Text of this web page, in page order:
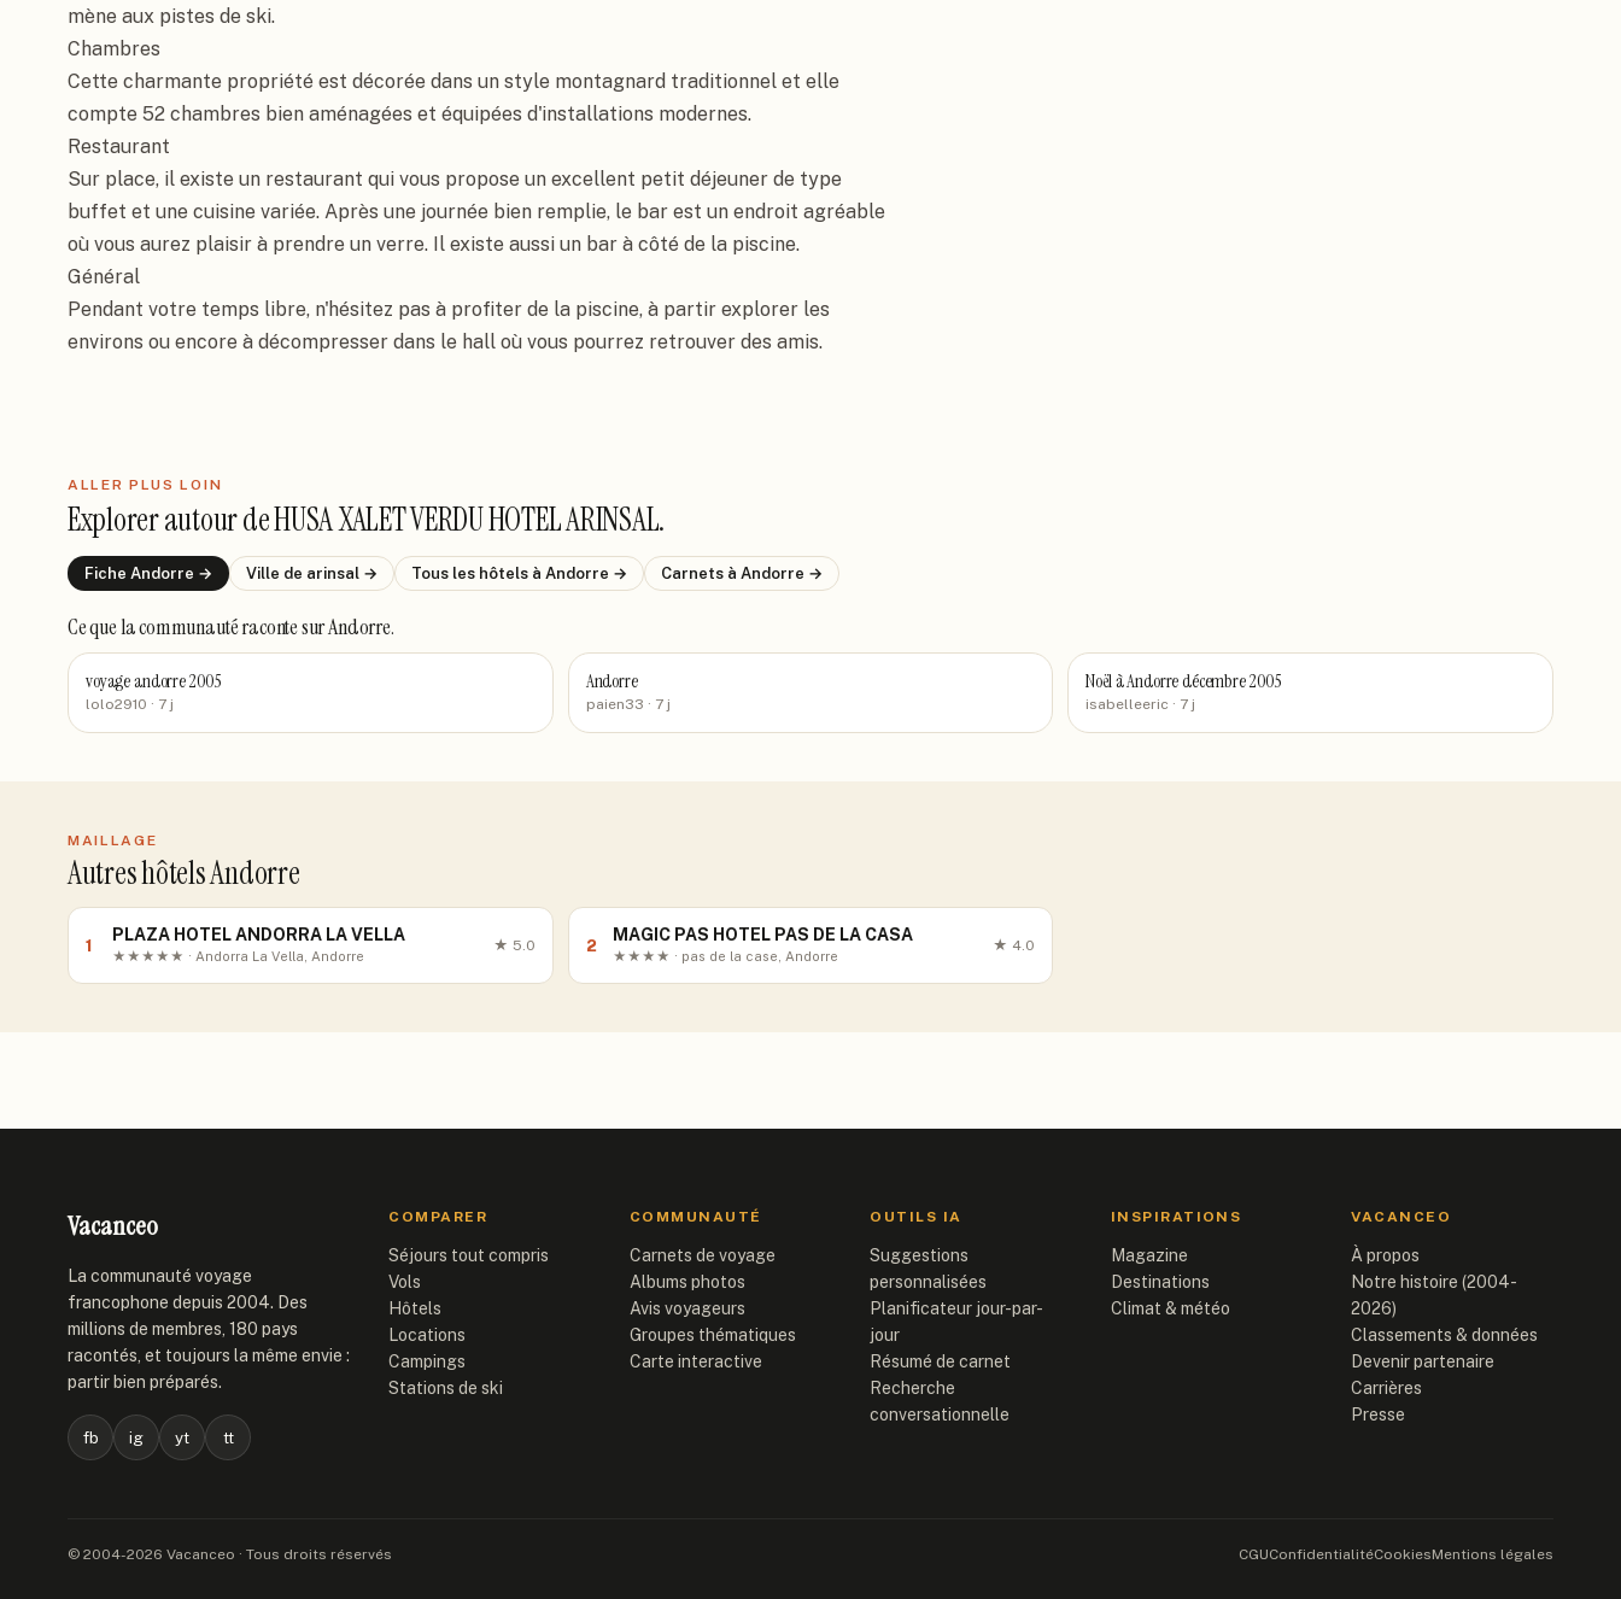
mène aux pistes de ski.
Chambres
Cette charmante propriété est décorée dans un style montagnard traditionnel et elle
compte 52 chambres bien aménagées et équipées d'installations modernes.
Restaurant
Sur place, il existe un restaurant qui vous propose un excellent petit déjeuner de type
buffet et une cuisine variée. Après une journée bien remplie, le bar est un endroit agréable
où vous aurez plaisir à prendre un verre. Il existe aussi un bar à côté de la piscine.
Général
Pendant votre temps libre, n'hésitez pas à profiter de la piscine, à partir explorer les
environs ou encore à décompresser dans le hall où vous pourrez retrouver des amis.
ALLER PLUS LOIN
Explorer autour deHUSA XALET VERDU HOTEL ARINSAL.
Fiche Andorre → Ville de arinsal → Tous les hôtels à Andorre → Carnets à Andorre →
Ce que la communauté racontesur Andorre.
voyage andorre 2005
lolo2910 · 7 j
Andorre
paien33 · 7 j
Noël à Andorre décembre 2005
isabelleeric · 7 j
MAILLAGE
Autres hôtels Andorre
1
PLAZA HOTEL ANDORRA LA VELLA
★★★★★ · Andorra La Vella, Andorre
★ 5.0 2
MAGIC PAS HOTEL PAS DE LA CASA
★★★★ · pas de la case, Andorre
★ 4.0
Vacanceo
La communauté voyage
francophone depuis 2004. Des
millions de membres, 180 pays
racontés, et toujours la même envie :
partir bien préparés.
fb ig yt tt
COMPARER
Séjours tout compris
Vols
Hôtels
Locations
Campings
Stations de ski
COMMUNAUTÉ
Carnets de voyage
Albums photos
Avis voyageurs
Groupes thématiques
Carte interactive
OUTILS IA
Suggestions
personnalisées
Planificateur jour-par-
jour
Résumé de carnet
Recherche
conversationnelle
INSPIRATIONS
Magazine
Destinations
Climat & météo
VACANCEO
À propos
Notre histoire (2004-
2026)
Classements & données
Devenir partenaire
Carrières
Presse
© 2004-2026 Vacanceo · Tous droits réservés CGUConfidentialitéCookiesMentions légales